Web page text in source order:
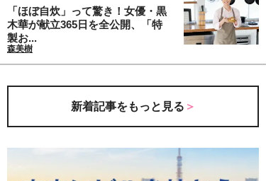
「ほぼ自炊」って驚き！女優・黒
木華が献立365日を全公開、「特
製お...
森美樹
新着記事をもっと見る